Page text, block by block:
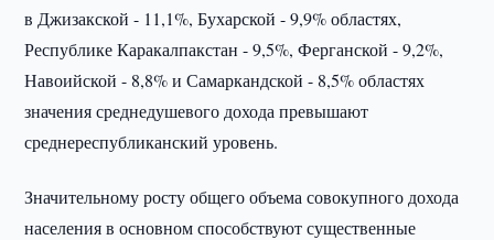
в Джизакской - 11,1%, Бухарской - 9,9% областях,
Республике Каракалпакстан - 9,5%, Ферганской - 9,2%,
Навоийской - 8,8% и Самаркандской - 8,5% областях
значения среднедушевого дохода превышают
среднереспубликанский уровень.
Значительному росту общего объема совокупного дохода
населения в основном способствуют существенные